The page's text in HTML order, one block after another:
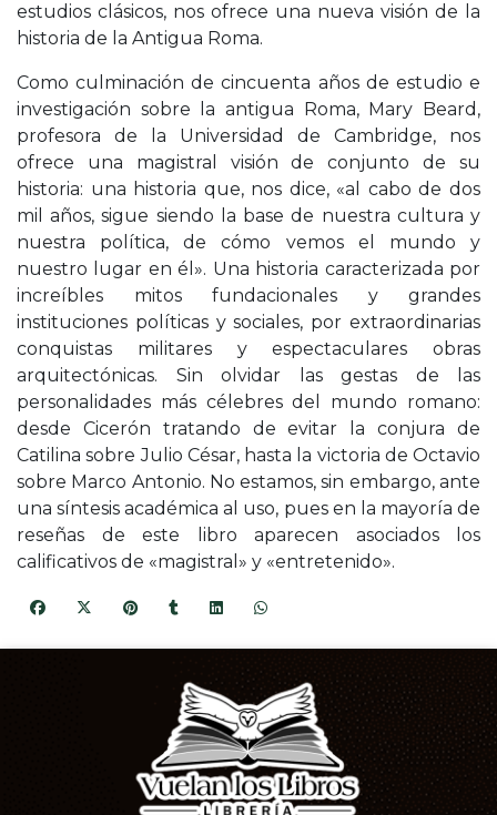
estudios clásicos, nos ofrece una nueva visión de la
historia de la Antigua Roma.
Como culminación de cincuenta años de estudio e
investigación sobre la antigua Roma, Mary Beard,
profesora de la Universidad de Cambridge, nos
ofrece una magistral visión de conjunto de su
historia: una historia que, nos dice, «al cabo de dos
mil años, sigue siendo la base de nuestra cultura y
nuestra política, de cómo vemos el mundo y
nuestro lugar en él». Una historia caracterizada por
increíbles mitos fundacionales y grandes
instituciones políticas y sociales, por extraordinarias
conquistas militares y espectaculares obras
arquitectónicas. Sin olvidar las gestas de las
personalidades más célebres del mundo romano:
desde Cicerón tratando de evitar la conjura de
Catilina sobre Julio César, hasta la victoria de Octavio
sobre Marco Antonio. No estamos, sin embargo, ante
una síntesis académica al uso, pues en la mayoría de
reseñas de este libro aparecen asociados los
calificativos de «magistral» y «entretenido».